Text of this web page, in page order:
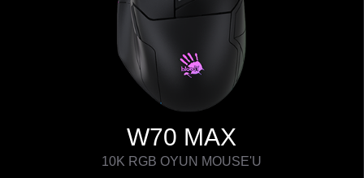
W70 MAX
10K RGB OYUN MOUSE'U